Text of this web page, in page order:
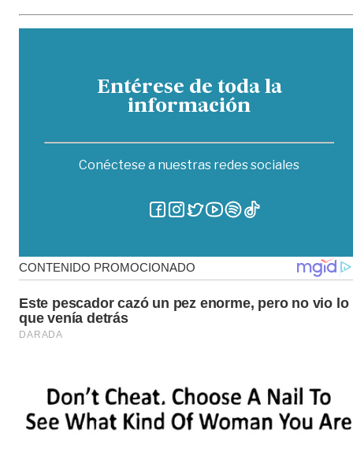
Entérese de toda la
información
Conéctese a nuestras redes sociales